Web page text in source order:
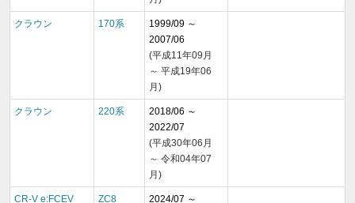
クラウン 170系
1999/09 ～
2007/06
(平成11年09月
～ 平成19年06
月)
クラウン 220系
2018/06 ～
2022/07
(平成30年06月
～ 令和04年07
月)
CR-V e:FCEV ZC8
2024/07 ～